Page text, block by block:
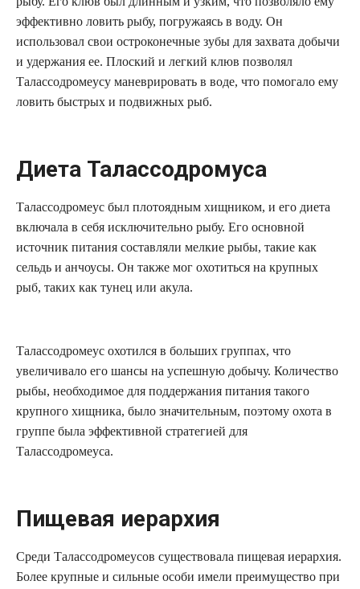
эффективно ловить рыбу, погружаясь в воду. Он
использовал свои остроконечные зубы для захвата добычи
и удержания ее. Плоский и легкий клюв позволял
Талассодромеусу маневрировать в воде, что помогало ему
ловить быстрых и подвижных рыб.
Диета Талассодромуса
Талассодромеус был плотоядным хищником, и его диета
включала в себя исключительно рыбу. Его основной
источник питания составляли мелкие рыбы, такие как
сельдь и анчоусы. Он также мог охотиться на крупных
рыб, таких как тунец или акула.
Талассодромеус охотился в больших группах, что
увеличивало его шансы на успешную добычу. Количество
рыбы, необходимое для поддержания питания такого
крупного хищника, было значительным, поэтому охота в
группе была эффективной стратегией для
Талассодромеуса.
Пищевая иерархия
Среди Талассодромеусов существовала пищевая иерархия.
Более крупные и сильные особи имели преимущество при